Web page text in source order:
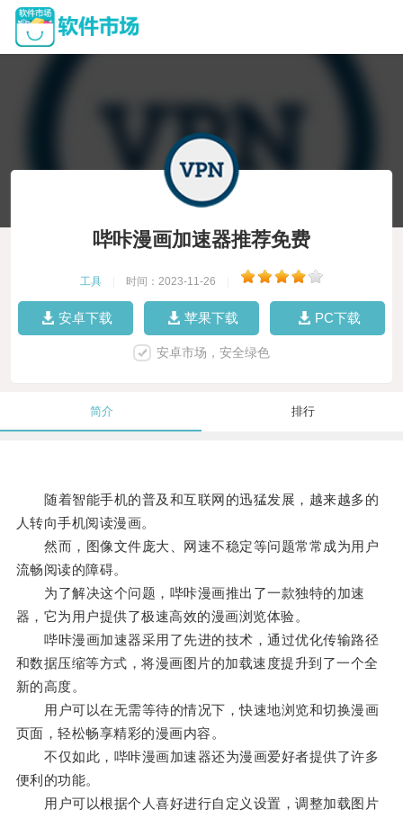
哔咔漫画加速器推荐免费
工具 时间：2023-11-26
安卓下载 苹果下载 PC下载
安卓市场，安全绿色
简介 排行
随着智能手机的普及和互联网的迅猛发展，越来越多的
人转向手机阅读漫画。
然而，图像文件庞大、网速不稳定等问题常常成为用户
流畅阅读的障碍。
为了解决这个问题，哔咔漫画推出了一款独特的加速
器，它为用户提供了极速高效的漫画浏览体验。
哔咔漫画加速器采用了先进的技术，通过优化传输路径
和数据压缩等方式，将漫画图片的加载速度提升到了一个全
新的高度。
用户可以在无需等待的情况下，快速地浏览和切换漫画
页面，轻松畅享精彩的漫画内容。
不仅如此，哔咔漫画加速器还为漫画爱好者提供了许多
便利的功能。
用户可以根据个人喜好进行自定义设置，调整加载图片